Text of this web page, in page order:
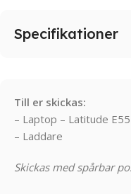
Till er skickas:
– Laptop – Latitude
– Laddare
Skickas med spårbar
Specifikationer